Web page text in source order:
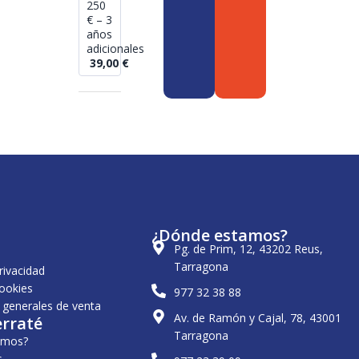
250
€ – 3
años
adicionales
39,00 €
de venta
¿Dónde estamos?
Pg. de Prim, 12, 43202 Reus,
Tarragona
977 32 38 88
Av. de Ramón y Cajal, 78, 43001
Tarragona